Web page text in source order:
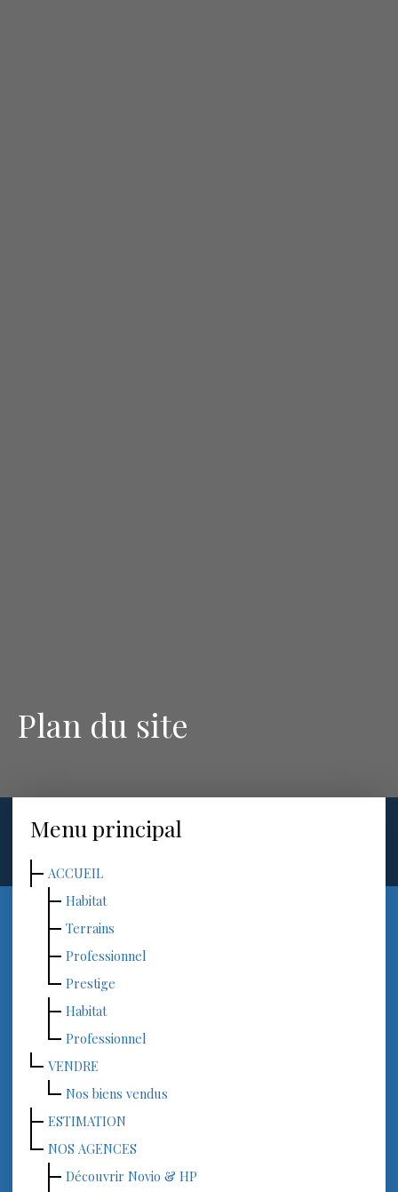
Plan du site
Menu principal
ACCUEIL
Habitat
Terrains
Professionnel
Prestige
Habitat
Professionnel
VENDRE
Nos biens vendus
ESTIMATION
NOS AGENCES
Découvrir Novio & HP